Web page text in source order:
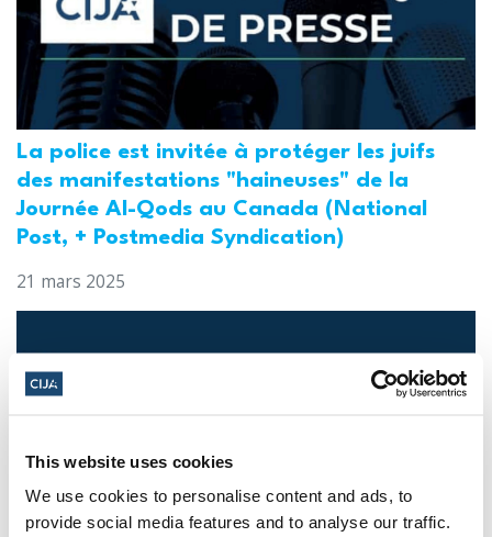
This website uses cookies
We use cookies to personalise content and ads, to
provide social media features and to analyse our traffic.
La police est invitée à protéger les juifs
des manifestations "haineuses" de la
Journée Al-Qods au Canada (National
Post, + Postmedia Syndication)
21 mars 2025